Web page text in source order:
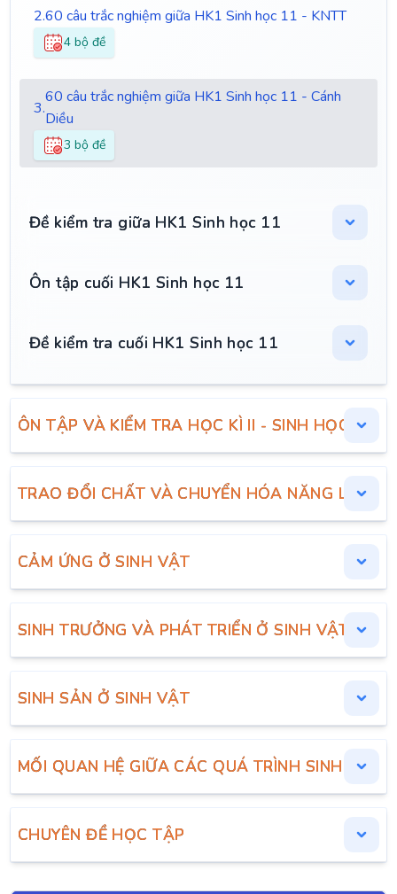
2.60 câu trắc nghiệm giữa HK1 Sinh học 11 - KNTT
4 bộ đề
3.
60 câu trắc nghiệm giữa HK1 Sinh học 11 - Cánh
Diều
3 bộ đề
Đề kiểm tra giữa HK1 Sinh học 11
Ôn tập cuối HK1 Sinh học 11
Đề kiểm tra cuối HK1 Sinh học 11
ÔN TẬP VÀ KIỂM TRA HỌC KÌ II - SINH HỌC 11
TRAO ĐỔI CHẤT VÀ CHUYỂN HÓA NĂNG
CẢM ỨNG Ở SINH VẬT
SINH TRƯỞNG VÀ PHÁT TRIỂN Ở SINH VẬT
SINH SẢN Ở SINH VẬT
MỐI QUAN HỆ GIỮA CÁC QUÁ TRÌNH SINH LÍ
CHUYÊN ĐỀ HỌC TẬP